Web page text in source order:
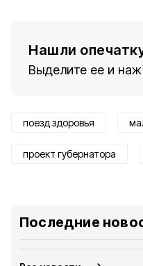
Нашли
Выделите ее и
поезд здоровья
проект губернатора
Последние